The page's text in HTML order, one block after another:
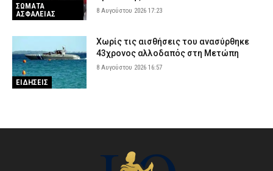
ΣΩΜΑΤΑ
ΑΣΦΑΛΕΙΑΣ
8 Αυγούστου 2026 17:23
ΕΙΔΗΣΕΙΣ
Χωρίς τις αισθήσεις του ανασύρθηκε
43χρονος αλλοδαπός στη Μετώπη
8 Αυγούστου 2026 16:57